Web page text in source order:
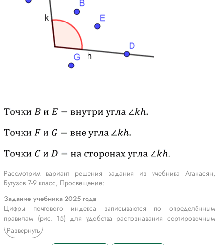
Рассмотрим вариант решения задания из учебника Атанасян,
Бутузов 7-9 класс, Просвещение:
Задание учебника 2025 года
Цифры почтового индекса записываются по определённым
правилам (рис. 15) для удобства распознавания сортировочным
автоматом.
Укажите на рисунке цифры, в записи которых используются
Развернуть